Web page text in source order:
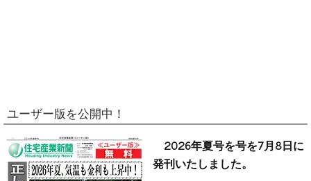
ユーザー版を公開中！
2026年夏号を号を7月8日に
発刊いたしました。